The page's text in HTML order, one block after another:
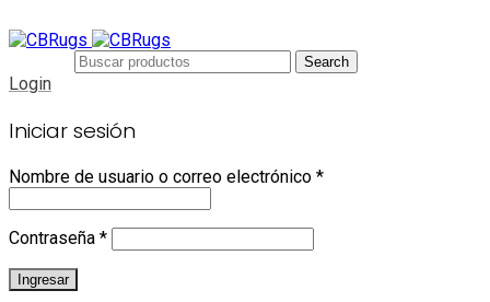
Search
Login
Iniciar sesión
Nombre de usuario o correo electrónico *
Contraseña *
Ingresar